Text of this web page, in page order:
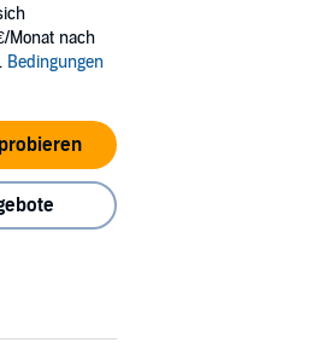
beginnt
Monat nach
Bedingungen